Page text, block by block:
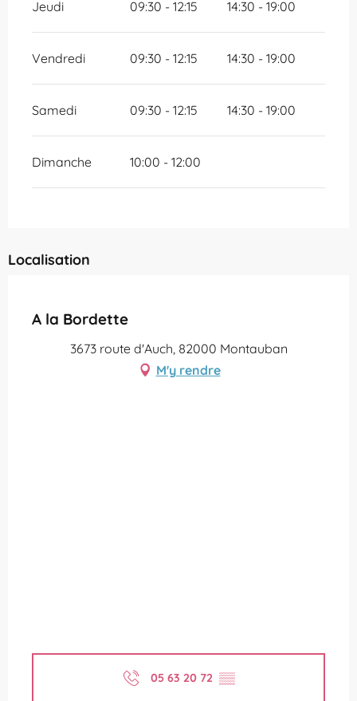
Jeudi 09:30 - 12:15 14:30 - 19:00
Vendredi 09:30 - 12:15 14:30 - 19:00
Samedi 09:30 - 12:15 14:30 - 19:00
Dimanche 10:00 - 12:00
Localisation
A la Bordette
3673 route d'Auch, 82000 Montauban
M'y rendre
05 63 20 72 ▒▒